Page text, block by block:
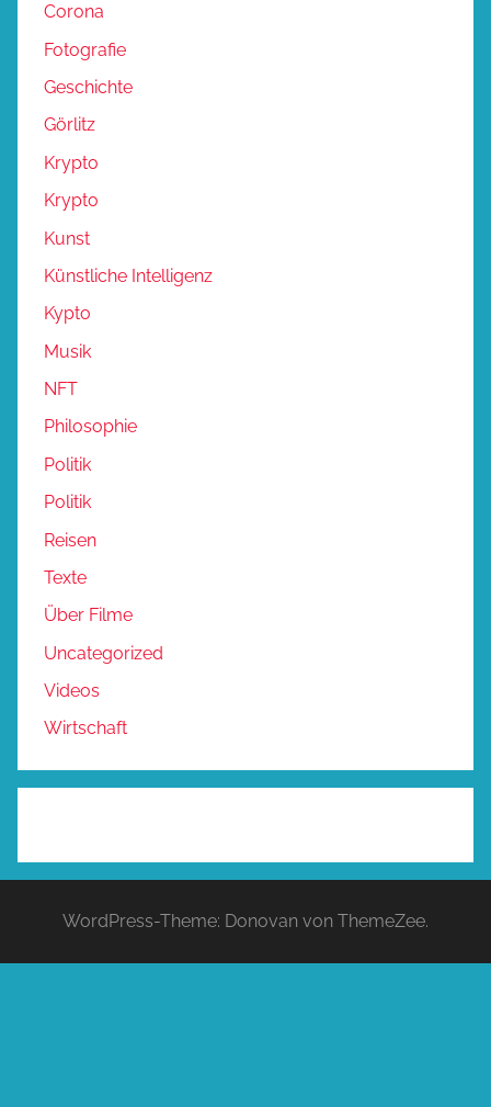
Corona
Fotografie
Geschichte
Görlitz
Krypto
Krypto
Kunst
Künstliche Intelligenz
Kypto
Musik
NFT
Philosophie
Politik
Politik
Reisen
Texte
Über Filme
Uncategorized
Videos
Wirtschaft
WordPress-Theme: Donovan von ThemeZee.